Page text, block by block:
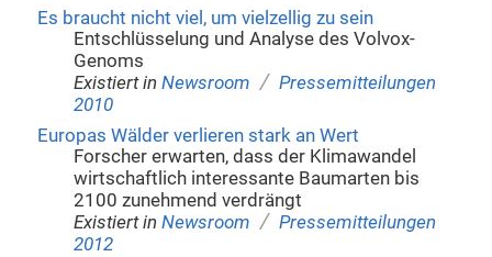
Es braucht nicht viel, um vielzellig zu sein
Entschlüsselung und Analyse des Volvox-
Genoms
Existiert in Newsroom / Pressemitteilungen
2010
Europas Wälder verlieren stark an Wert
Forscher erwarten, dass der Klimawandel
wirtschaftlich interessante Baumarten bis
2100 zunehmend verdrängt
Existiert in Newsroom / Pressemitteilungen
2012